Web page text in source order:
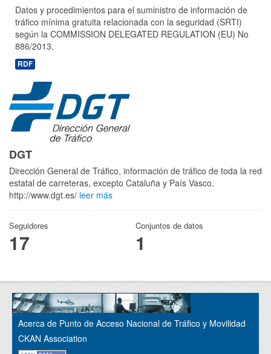
Datos y procedimientos para el suministro de información de
tráfico mínima gratuita relacionada con la seguridad (SRTI)
según la COMMISSION DELEGATED REGULATION (EU) No
886/2013.
RDF
DGT
Dirección General de Tráfico, información de tráfico de toda la red
estatal de carreteras, excepto Cataluña y País Vasco.
http://www.dgt.es/ leer más
Seguidores
17
Conjuntos de datos
1
Acerca de Punto de Acceso Nacional de Tráfico y Movilidad
CKAN Association